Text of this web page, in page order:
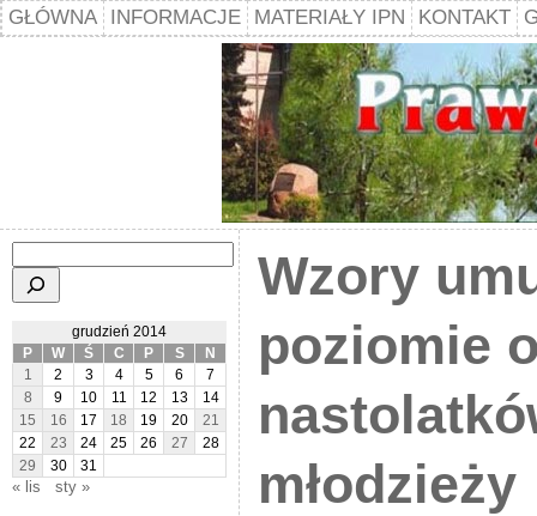
GŁÓWNA INFORMACJE MATERIAŁY IPN KONTAKT
grudzień 2014
P
W Ś C P S
N
1
2 3 4 5 6
7
8
9 10 11 12 13
14
15
16 17 18 19 20
21
22
23 24 25 26 27
28
29
30 31
« lis sty »
Wzory
poziomie
młodzieży